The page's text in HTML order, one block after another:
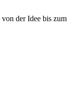
der Idee bis zum